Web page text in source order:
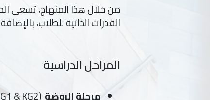
من خلال هذا المنهاج، تسعى
القدرات الذاتية للطلاب،
المراحل الدراسية
مرحلة الروضة (KG1 & KG2 ) أولاد و بنات